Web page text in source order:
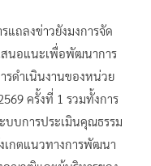
แถลงข่าวยังมงการจัด
นอแนะเพื่อพัฒนาการ
รดำเนินงานของหน่วย
ครั้งที่ 1 รวมทั้งการ
บการประเมินคุณธรรม
เกตแนวทางการพัฒนา